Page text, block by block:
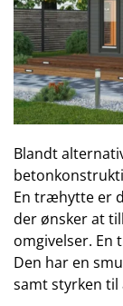
Blandt
En træhytte er
der ønsker at
omgivelser.
Den har en
samt styrken til